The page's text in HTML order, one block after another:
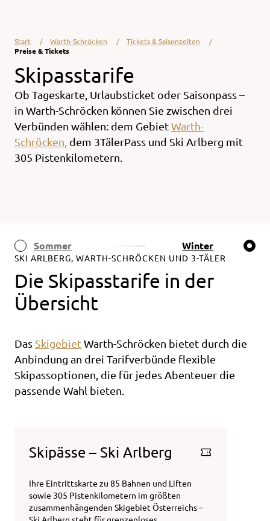
Start Warth-Schröcken
Tickets & Saisonzeiten
Preise & Tickets
Skipasstarife
Ob Tageskarte, Urlaubsticket oder Saisonpass –
in Warth-Schröcken können Sie zwischen drei
Verbünden wählen: dem GebietWarth-
Schröcken dem 3TälerPass und Ski Arlberg mit
305 Pistenkilometern.
Sommer Winter
SKI ARLBERG, WARTH-SCHRÖCKEN UND 3-TÄLER
Die Skipasstarife in der
Übersicht
Das SkigebietWarth-Schröcken bietet durch die
Anbindung an drei Tarifverbünde flexible
Skipassoptionen, die für jedes Abenteuer die
passende Wahl bieten.
Skipässe – Ski Arlberg
Ihre Eintrittskarte zu 85 Bahnen und Liften
sowie 305 Pistenkilometern im größten
zusammenhängenden Skigebiet Österreichs –